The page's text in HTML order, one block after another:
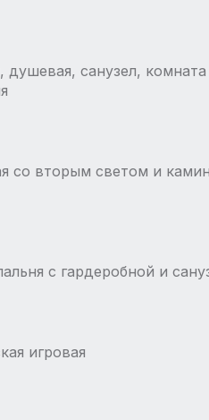
душевая, санузел,
со вторым светом и
с гардеробной и
игровая